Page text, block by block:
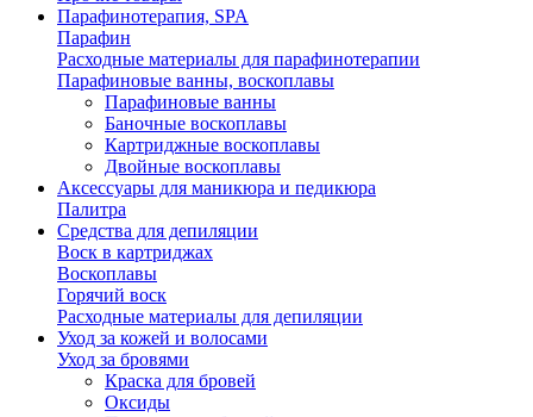
Парафинотерапия, SPA
Парафин
Расходные материалы для парафинотерапии
Парафиновые ванны, воскоплавы
Парафиновые ванны
Баночные воскоплавы
Картриджные воскоплавы
Двойные воскоплавы
Аксессуары для маникюра и педикюра
Палитра
Средства для депиляции
Воск в картриджах
Воскоплавы
Горячий воск
Расходные материалы для депиляции
Уход за кожей и волосами
Уход за бровями
Краска для бровей
Оксиды